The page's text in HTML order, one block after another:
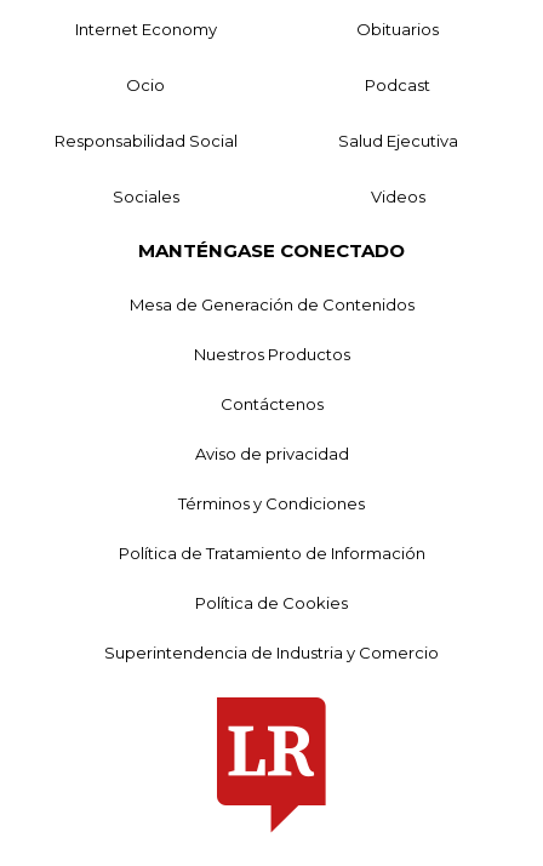
Internet Economy Obituarios
Ocio Podcast
Responsabilidad Social Salud Ejecutiva
Sociales Videos
MANTÉNGASE CONECTADO
Mesa de Generación de Contenidos
Nuestros Productos
Contáctenos
Aviso de privacidad
Términos y Condiciones
Política de Tratamiento de Información
Política de Cookies
Superintendencia de Industria y Comercio